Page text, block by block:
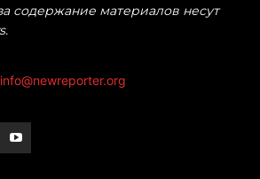
содержание материалов несут
info@newreporter.org